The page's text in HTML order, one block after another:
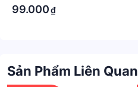
99.000₫
Sản Phẩm Liên Quan